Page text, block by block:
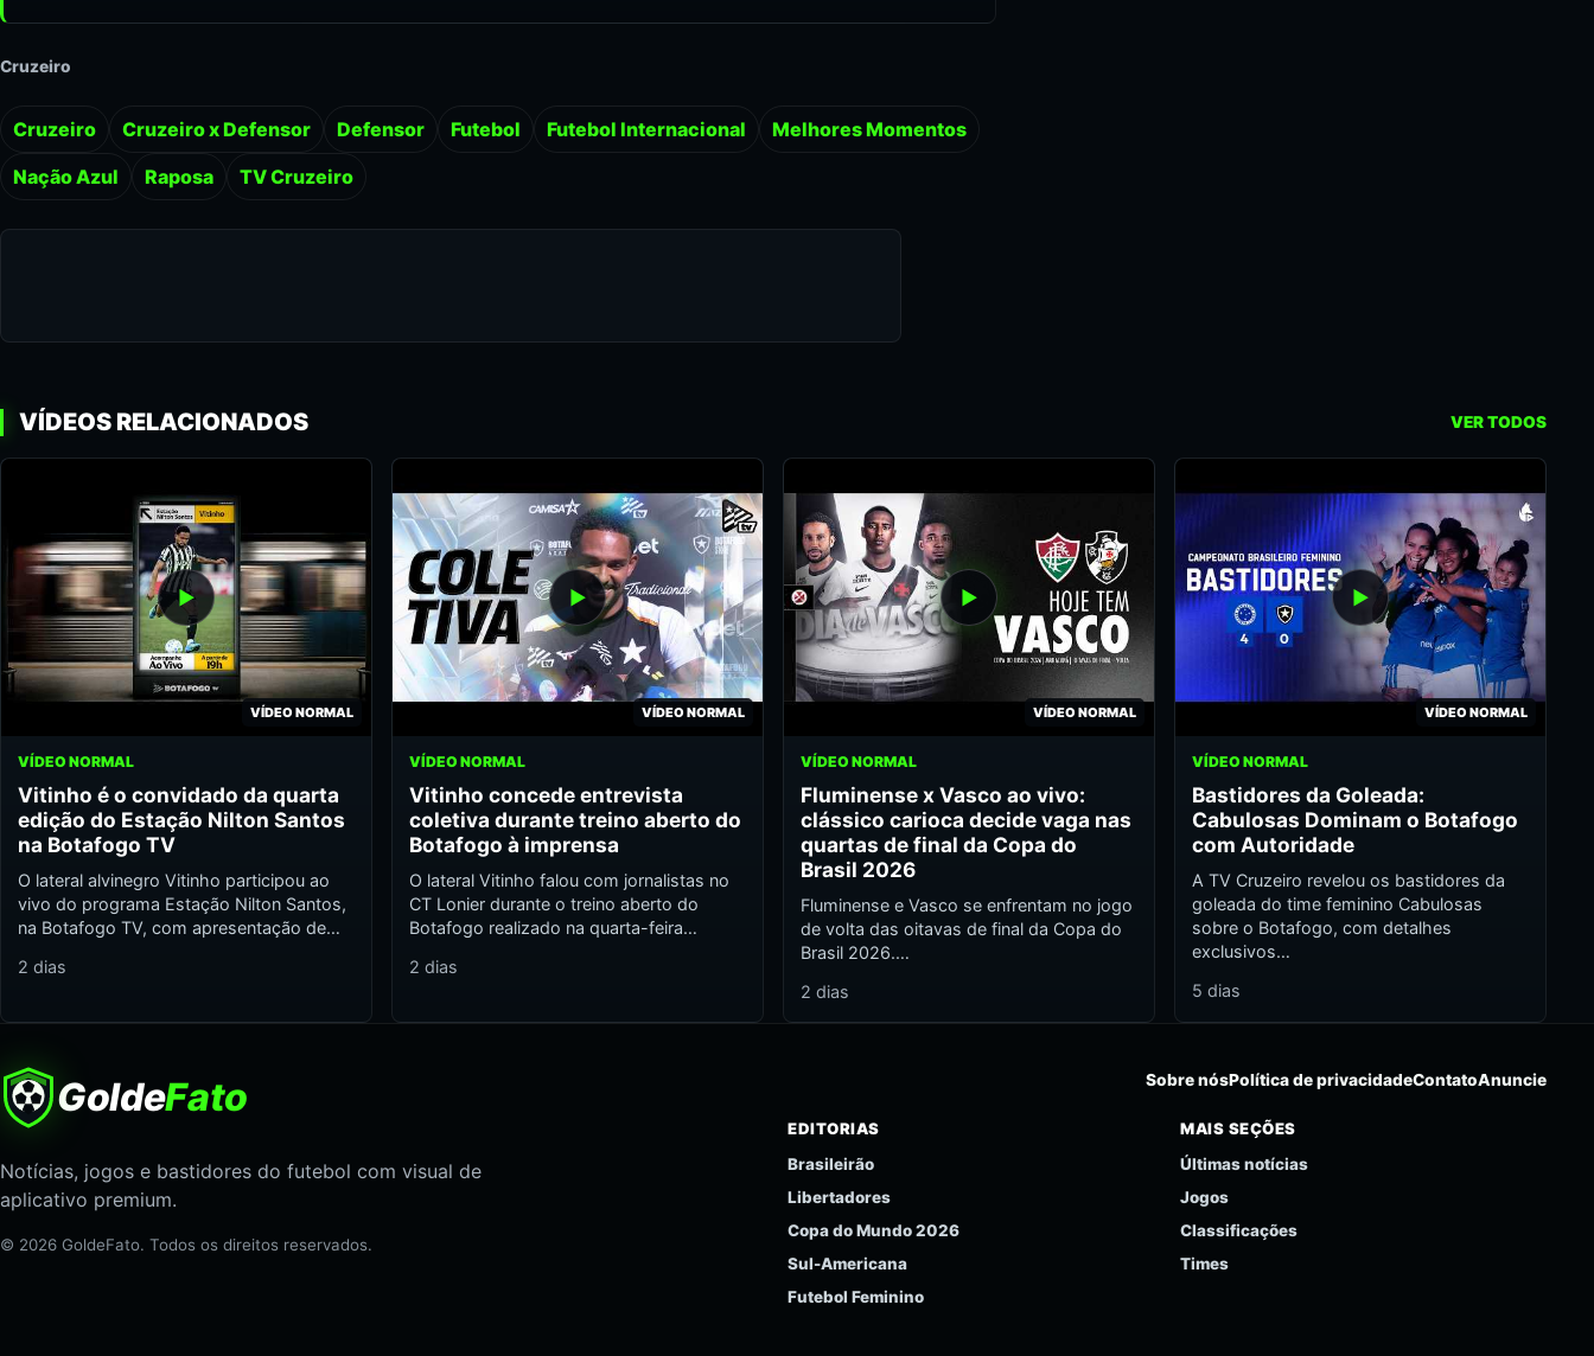
Cruzeiro
Cruzeiro Cruzeiro x Defensor Defensor Futebol Futebol Internacional
Melhores Momentos
Nação Azul
Raposa TV Cruzeiro
VÍDEOS RELACIONADOS VER TODOS
VÍDEO NORMAL
VÍDEO NORMAL
Vitinho é o convidado da quarta
edição do Estação Nilton Santos
na Botafogo TV
O lateral alvinegro Vitinho participou ao
vivo do programa Estação Nilton Santos,
na Botafogo TV, com apresentação de…
2 dias
VÍDEO NORMAL
VÍDEO NORMAL
Vitinho concede entrevista
coletiva durante treino aberto do
Botafogo à imprensa
O lateral Vitinho falou com jornalistas no
CT Lonier durante o treino aberto do
Botafogo realizado na quarta-feira…
2 dias
VÍDEO NORMAL
VÍDEO NORMAL
Fluminense x Vasco ao vivo:
clássico carioca decide vaga nas
quartas de final da Copa do
Brasil 2026
Fluminense e Vasco se enfrentam no jogo
de volta das oitavas de final da Copa do
Brasil 2026.…
2 dias
VÍDEO NORMAL
VÍDEO NORMAL
Bastidores da Goleada:
Cabulosas Dominam o Botafogo
com Autoridade
A TV Cruzeiro revelou os bastidores da
goleada do time feminino Cabulosas
sobre o Botafogo, com detalhes
exclusivos…
5 dias
GoldeFato
Notícias, jogos e bastidores do futebol com visual de
aplicativo premium.
© 2026 GoldeFato. Todos os direitos reservados.
Sobre nósPolítica de privacidadeContatoAnuncie
EDITORIAS
Brasileirão
Libertadores
Copa do Mundo 2026
Sul-Americana
Futebol Feminino
MAIS SEÇÕES
Últimas notícias
Jogos
Classificações
Times